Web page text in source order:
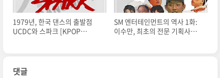
1979년, 한국 댄스의 출발점
UCDC와 스파크 [KPOP
SM 엔터테인먼트의 역사 1화:
이수만, 최초의 전문 기획사를
댓글